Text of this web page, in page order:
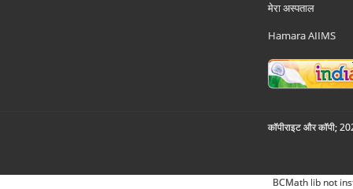
मेरा अस्पताल
Hamara AIIMS
कॉपीराइट और कॉपी;
BCMath lib not